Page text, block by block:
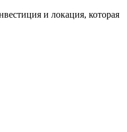
и локация, которая